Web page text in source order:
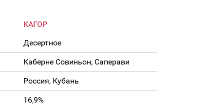
КАГОР
Десертное
Каберне Совиньон, Саперави
Россия, Кубань
16,9%